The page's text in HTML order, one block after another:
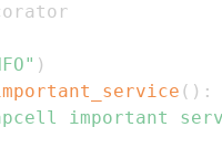
)
( ) :
important